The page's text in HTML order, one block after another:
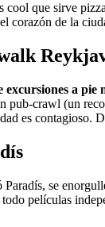
que sirve
corazón de la
a pie
pub-crawl (un
es contagioso.
se
películas